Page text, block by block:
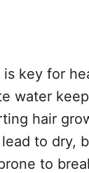
key for
water
hair
to dry,
to